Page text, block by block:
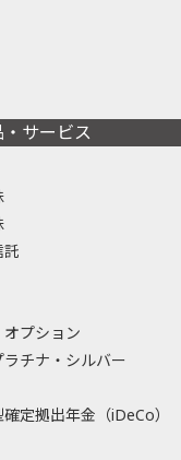
・サービス
託
プション
ラチナ・シルバー
定拠出年金（iDeCo）